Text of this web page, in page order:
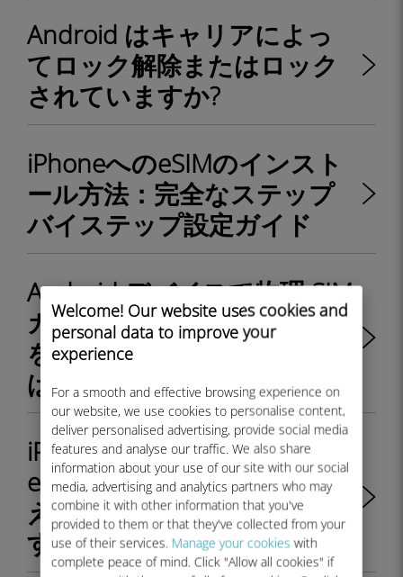
Welcome! Our website uses cookies and
personal data to improve your
experience
For a smooth and effective browsing experience on
our website, we use cookies to personalise content,
deliver personalised advertising, provide social media
features and analyse our traffic. We also share
information about your use of our site with our social
media, advertising and analytics partners who may
combine it with other information that you've
provided to them or that they've collected from your
use of their services. Manage your cookies with
complete peace of mind. Click "Allow all cookies" if
Android はキャリアによっ
てロック解除またはロック
されていますか?
iPhoneへのeSIMのインスト
ール方法：完全なステップ
バイステップ設定ガイド
Android デバイスで物理 SIM
カードと eSIM プロファイル
を切り替えるにはどうすれ
ばよいですか?
iPhone で物理 SIM カードと
eSIM プロファイルを切り替
えるにはどうすればよいで
すか?